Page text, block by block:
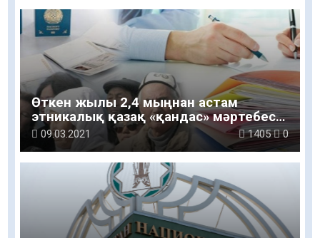
Өткен жылы 2,4 мыңнан астам
этникалық қазақ «қандас» мәртебесін
алды
09.03.2021 1405 0